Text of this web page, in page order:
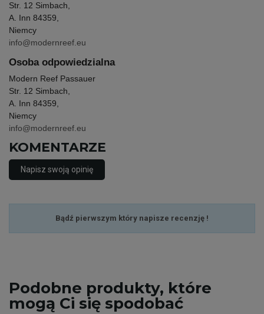
Str. 12 Simbach,
A. Inn 84359,
Niemcy
info@modernreef.eu
Osoba odpowiedzialna
Modern Reef Passauer
Str. 12 Simbach,
A. Inn 84359,
Niemcy
info@modernreef.eu
KOMENTARZE
Napisz swoją opinię
Bądź pierwszym który napisze recenzję !
Podobne produkty, które
mogą Ci się spodobać